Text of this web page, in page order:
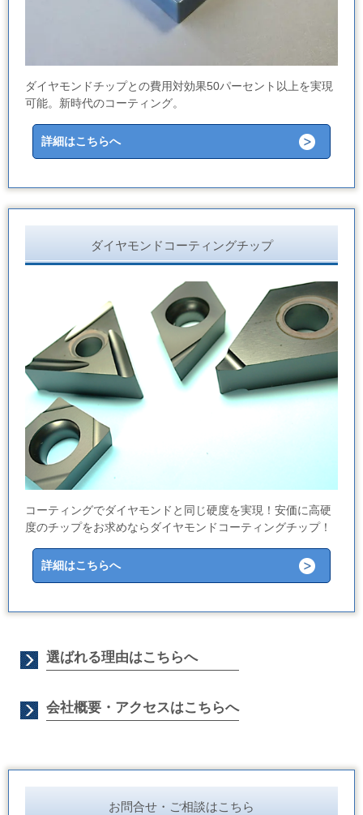
ダイヤモンドチップとの費用対効果50パーセント以上を実現
可能。新時代のコーティング。
詳細はこちらへ
ダイヤモンドコーティングチップ
コーティングでダイヤモンドと同じ硬度を実現！安価に高硬
度のチップをお求めならダイヤモンドコーティングチップ！
詳細はこちらへ
選ばれる理由はこちらへ
会社概要・アクセスはこちらへ
お問合せ・ご相談はこちら